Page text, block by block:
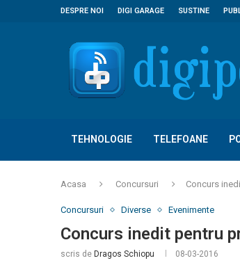
DESPRE NOI DIGI GARAGE SUSTINE
TEHNOLOGIE TELEFOANE
Acasa Concursuri Concurs
Concursuri Diverse Evenimente
Concurs inedit pentru
scris de Dragos Schiopu 08-03-2016